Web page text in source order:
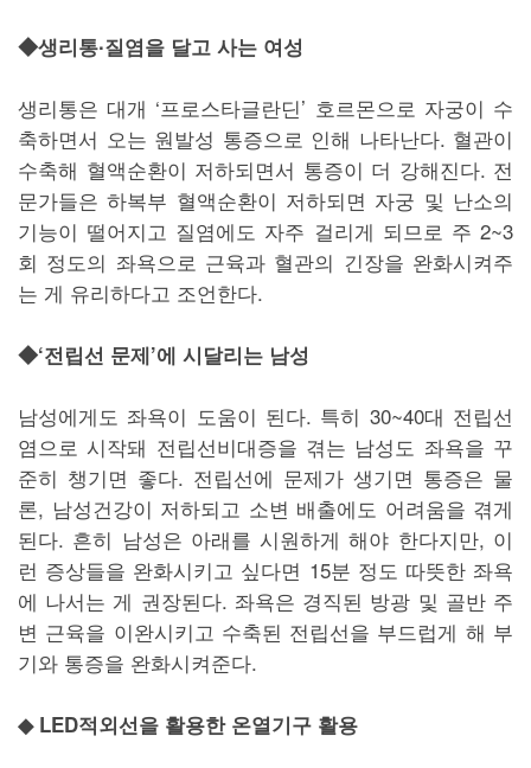
◆생리통∙질염을 달고 사는 여성
생리통은 대개 ‘프로스타글란딘’ 호르몬으로 자궁이 수
축하면서 오는 원발성 통증으로 인해 나타난다. 혈관이
수축해 혈액순환이 저하되면서 통증이 더 강해진다. 전
문가들은 하복부 혈액순환이 저하되면 자궁 및 난소의
기능이 떨어지고 질염에도 자주 걸리게 되므로 주 2~3
회 정도의 좌욕으로 근육과 혈관의 긴장을 완화시켜주
는 게 유리하다고 조언한다.
◆‘전립선 문제’에 시달리는 남성
남성에게도 좌욕이 도움이 된다. 특히 30~40대 전립선
염으로 시작돼 전립선비대증을 겪는 남성도 좌욕을 꾸
준히 챙기면 좋다. 전립선에 문제가 생기면 통증은 물
론, 남성건강이 저하되고 소변 배출에도 어려움을 겪게
된다. 흔히 남성은 아래를 시원하게 해야 한다지만, 이
런 증상들을 완화시키고 싶다면 15분 정도 따뜻한 좌욕
에 나서는 게 권장된다. 좌욕은 경직된 방광 및 골반 주
변 근육을 이완시키고 수축된 전립선을 부드럽게 해 부
기와 통증을 완화시켜준다.
◆ LED적외선을 활용한 온열기구 활용